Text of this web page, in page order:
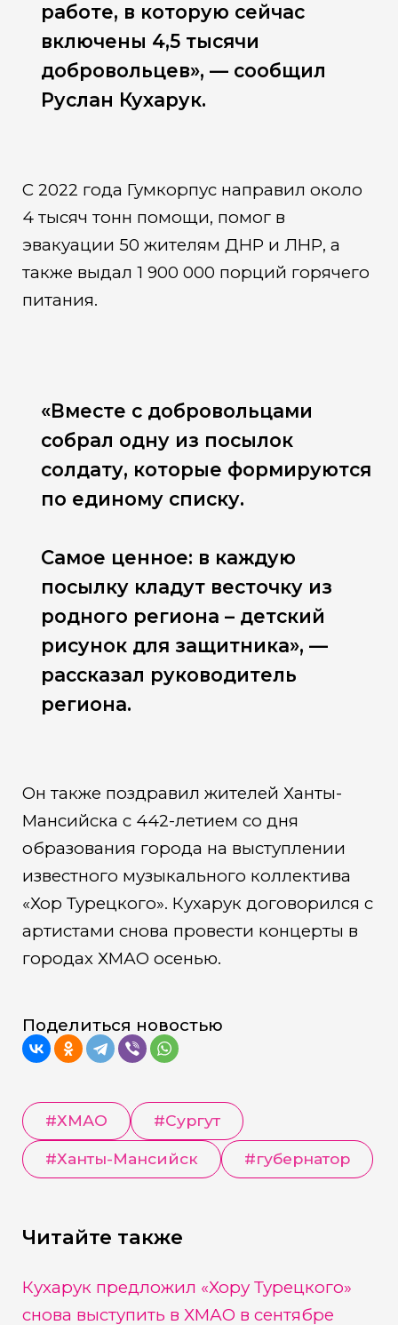
работе, в которую сейчас
включены 4,5 тысячи
добровольцев», — сообщил
Руслан Кухарук.
С 2022 года Гумкорпус направил около
4 тысяч тонн помощи, помог в
эвакуации 50 жителям ДНР и ЛНР, а
также выдал 1 900 000 порций горячего
питания.
«Вместе с добровольцами
собрал одну из посылок
солдату, которые формируются
по единому списку.
Самое ценное: в каждую
посылку кладут весточку из
родного региона – детский
рисунок для защитника», —
рассказал руководитель
региона.
Он также поздравил жителей Ханты-
Мансийска с 442-летием со дня
образования города на выступлении
известного музыкального коллектива
«Хор Турецкого». Кухарук договорился с
артистами снова провести концерты в
городах ХМАО осенью.
Поделиться новостью
#ХМАО #Сургут
#Ханты-Мансийск #губернатор
Читайте также
Кухарук предложил «Хору Турецкого»
снова выступить в ХМАО в сентябре